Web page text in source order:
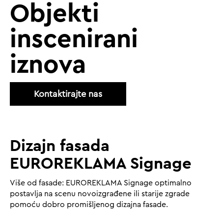
Objekti
inscenirani
iznova
Kontaktirajte nas
Dizajn fasada
EUROREKLAMA Signage
Više od fasade: EUROREKLAMA Signage optimalno
postavlja na scenu novoizgrađene ili starije zgrade
pomoću dobro promišljenog dizajna fasade.